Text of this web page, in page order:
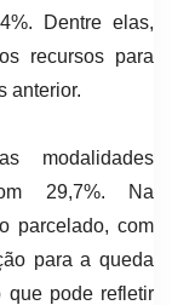
Dentre elas,
recursos para
anterior.
modalidades
29,7%. Na
parcelado, com
para a queda
que pode refletir